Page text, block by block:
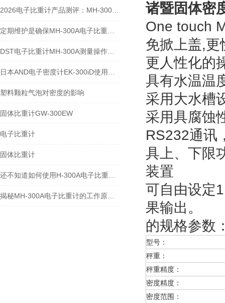
塑料颗粒气泡对密度的影响
固体比重计GW-300EW
电子比重计
固体比重计
诸暨固体密
One touch
免掀上盖,更
更人性化的
具有水温温
采用大水槽
采用具腐蚀
RS232通讯
具上、下限
装置
可自由设定
果输出。
的规格参数
型号：
秤重：
秤重精度：
密度精度：
密度范围：